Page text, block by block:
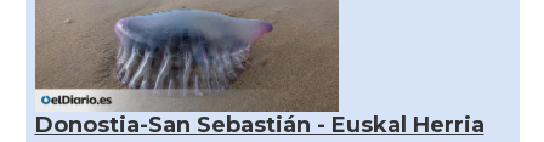
Donostia-San Sebastián - Euskal Herria